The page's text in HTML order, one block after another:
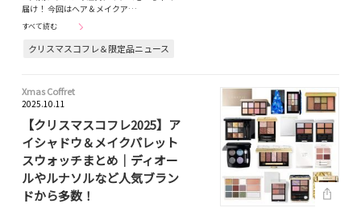
届け！ 今回はヘア＆メイクア…
すべて読む
クリスマスコフレ＆限定品ニュース
Xmas Coffret
2025.10.11
【クリスマスコフレ2025】ア
イシャドウ＆メイクパレット
スウォッチまとめ｜ディオー
ルやルナソルなど人気ブラン
ドから多数！